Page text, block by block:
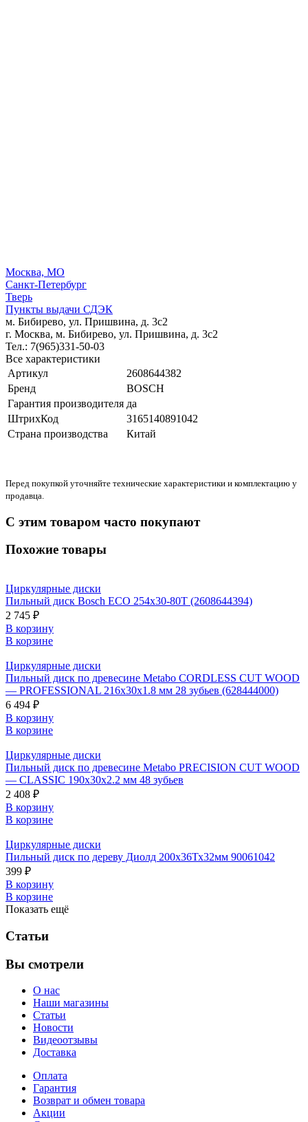
Москва, МО
Санкт-Петербург
Тверь
Пункты выдачи СДЭК
м. Бибирево, ул. Пришвина, д. 3с2
г. Москва, м. Бибирево, ул. Пришвина, д. 3с2
Тел.: 7(965)331-50-03
Все характеристики
Артикул
2608644382
Бренд
BOSCH
Гарантия производителя да
ШтрихКод
3165140891042
Страна производства
Китай
Перед покупкой уточняйте технические характеристики и комплектацию у
продавца.
С этим товаром часто покупают
Похожие товары
Циркулярные диски
Пильный диск Bosch ECO 254x30-80T (2608644394)
2 745 ₽
В корзину
В корзине
Циркулярные диски
Пильный диск по древесине Metabo CORDLESS CUT WOOD
— PROFESSIONAL 216х30х1.8 мм 28 зубьев (628444000)
6 494 ₽
В корзину
В корзине
Циркулярные диски
Пильный диск по древесине Metabo PRECISION CUT WOOD
— CLASSIC 190х30х2.2 мм 48 зубьев
2 408 ₽
В корзину
В корзине
Циркулярные диски
Пильный диск по дереву Диолд 200х36Тх32мм 90061042
399 ₽
В корзину
В корзине
Показать ещё
Статьи
Вы смотрели
О нас
Наши магазины
Статьи
Новости
Видеоотзывы
Доставка
Оплата
Гарантия
Возврат и обмен товара
Акции